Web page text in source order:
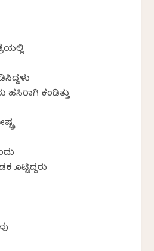
ಹಸಿರಾಗಿ ಕಂಡಿತ್ತು
ಕೊಟ್ಟಿದ್ದರು